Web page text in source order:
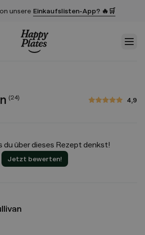
unsere Einkaufslisten-App? 🔥🛒
(24) 4,9
4,9 von 5 Sternen
du über dieses Rezept denkst!
Jetzt bewerten!